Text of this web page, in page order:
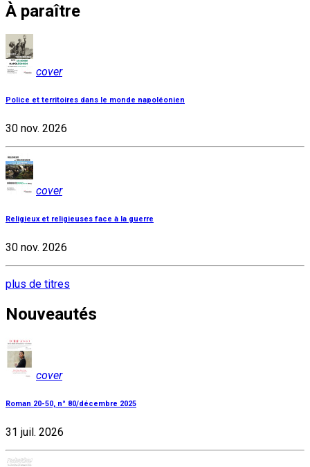
À paraître
cover
Police et territoires dans le monde napoléonien
30 nov. 2026
cover
Religieux et religieuses face à la guerre
30 nov. 2026
plus de titres
Nouveautés
cover
Roman 20-50, n° 80/décembre 2025
31 juil. 2026